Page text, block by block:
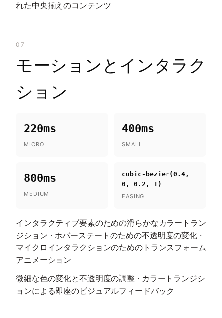
れた中央揃えのコンテンツ
07
モーションとインタラク
ション
220ms
MICRO
400ms
SMALL
800ms
MEDIUM
cubic-bezier(0.4,
0, 0.2, 1)
EASING
インタラクティブ要素のための滑らかなカラートラン
ジション · ホバーステートのための不透明度の変化 ·
マイクロインタラクションのためのトランスフォーム
アニメーション
微細な色の変化と不透明度の調整 · カラートランジシ
ョンによる即座のビジュアルフィードバック